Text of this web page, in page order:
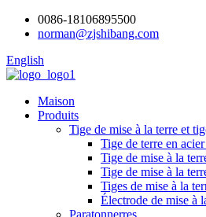
0086-18106895500
norman@zjshibang.com
English
Maison
Produits
Tige de mise à la terre et
Tige de terre en
Tige de mise à la
Tige de mise à la
Tiges de mise à la
Électrode de mise à
Paratonnerres